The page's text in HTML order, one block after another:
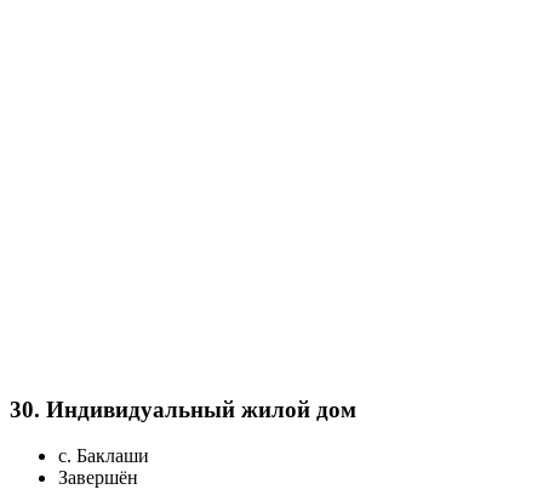
30. Индивидуальный жилой дом
с. Баклаши
Завершён